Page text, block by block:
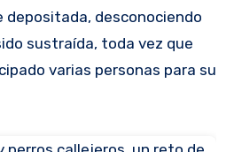
depositada, desconociendo
sustraída, toda vez que
varias personas para su